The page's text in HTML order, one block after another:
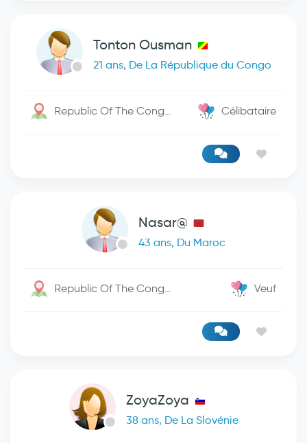
Tonton Ousman
21 ans, De La République du Congo
Republic Of The Congo / - Célibataire
Nasar@
43 ans, Du Maroc
Republic Of The Congo / Kinshasa Veuf
ZoyaZoya
38 ans, De La Slovénie